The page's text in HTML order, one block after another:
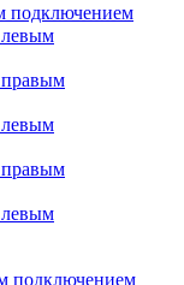
подключением
подключением